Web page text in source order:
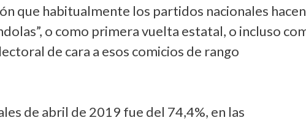
que habitualmente los partidos nacionales
o como primera vuelta estatal, o incluso
de cara a esos comicios de rango
de abril de 2019 fue del 74,4%, en las